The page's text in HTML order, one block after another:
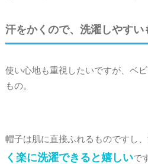
汗をかくので、洗濯しやす
使い心地も重視したいですが、ベ
もの。
帽子は肌に直接ふれるものですし、
く楽に洗濯できると嬉しいで